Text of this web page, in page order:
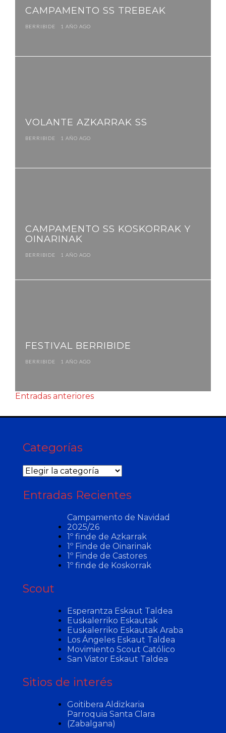
CAMPAMENTO SS TREBEAK
BERRIBIDE 1 AÑO AGO
VOLANTE AZKARRAK SS
BERRIBIDE 1 AÑO AGO
CAMPAMENTO SS KOSKORRAK Y
OINARINAK
BERRIBIDE 1 AÑO AGO
FESTIVAL BERRIBIDE
BERRIBIDE 1 AÑO AGO
Entradas anteriores
Categorías
Categorías
Entradas Recientes
Campamento de Navidad
2025/26
1º finde de Azkarrak
1º Finde de Oinarinak
1º Finde de Castores
1º finde de Koskorrak
Scout
Esperantza Eskaut Taldea
Euskalerriko Eskautak
Euskalerriko Eskautak Araba
Los Ángeles Eskaut Taldea
Movimiento Scout Católico
San Viator Eskaut Taldea
Sitios de interés
Goitibera Aldizkaria
Parroquia Santa Clara
(Zabalgana)